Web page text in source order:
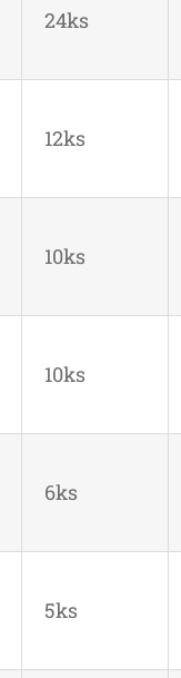
24ks
12ks
10ks
10ks
6ks
5ks